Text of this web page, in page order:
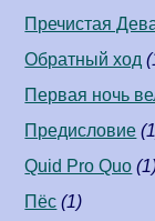
Пречистая
Обратный ход
Первая ночь
Предисловие
Quid Pro Quo
Пёс (1)